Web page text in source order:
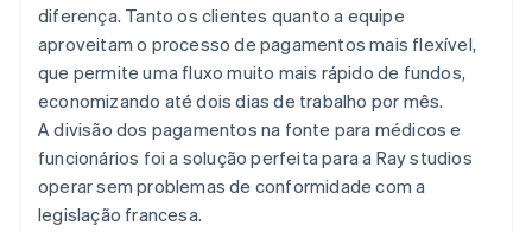
diferença. Tanto os clientes quanto a equipe
aproveitam o processo de pagamentos mais flexível,
que permite uma fluxo muito mais rápido de fundos,
economizando até dois dias de trabalho por mês.
A divisão dos pagamentos na fonte para médicos e
funcionários foi a solução perfeita para a Ray studios
operar sem problemas de conformidade com a
legislação francesa.